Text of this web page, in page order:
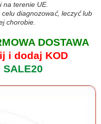
na terenie UE.
diagnozować, leczyć lub
chorobie.
DOSTAWA
i dodaj KOD
SALE20